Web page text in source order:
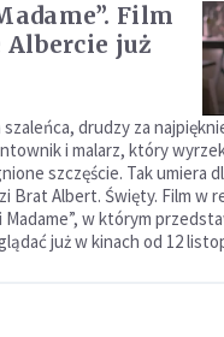
Film
Albercie już
drudzy za
i malarz, który
szczęście. Tak umiera
Brat Albert. Święty. Film w
Madame”, w którym
już w kinach od 12